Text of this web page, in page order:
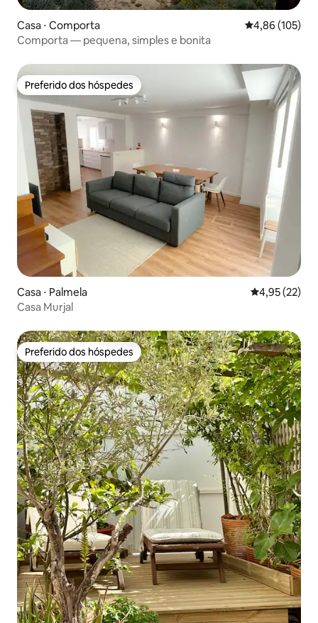
Casa ⋅ Comporta 4,86 de uma
4,86 (105)
Comporta — pequena, simples e bonita
Preferido dos hóspedes
Preferido dos hóspedes
Casa ⋅ Palmela 4,95 de uma
4,95 (22)
Casa Murjal
Preferido dos hóspedes
Preferido dos hóspedes